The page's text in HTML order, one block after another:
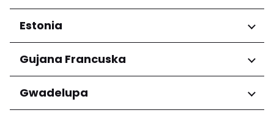
Niederösterreich
Salzburg
Wien
Regiony
Kair
Estonia
Regiony
Harju maakond
Tartu maakond
Gujana Francuska
Regiony
Arrondissement de Cayenne
Gwadelupa